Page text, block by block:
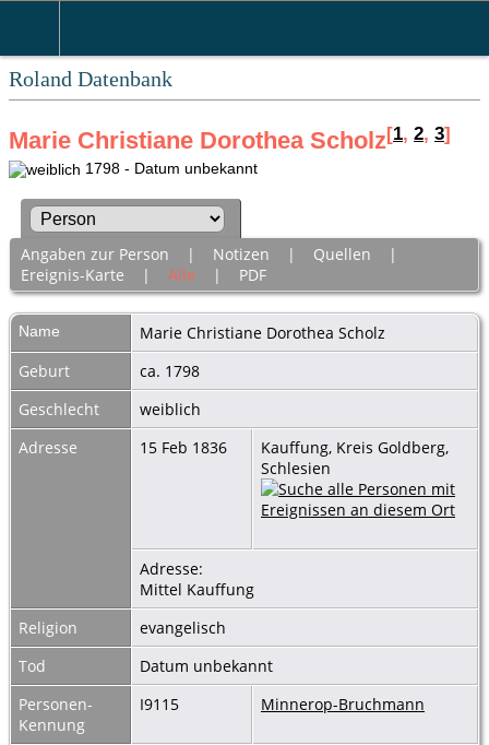
Roland Datenbank
Marie Christiane Dorothea Scholz[1, 2, 3]
1798 - Datum unbekannt
Angaben zur Person | Notizen | Quellen |
Ereignis-Karte | Alle | PDF
Name Marie Christiane Dorothea Scholz
Geburt
ca. 1798
Geschlecht
weiblich
Adresse
15 Feb 1836
Kauffung, Kreis Goldberg,
Schlesien
Adresse:
Mittel Kauffung
Religion
evangelisch
Tod
Datum unbekannt
Personen-
Kennung
I9115 Minnerop-Bruchmann